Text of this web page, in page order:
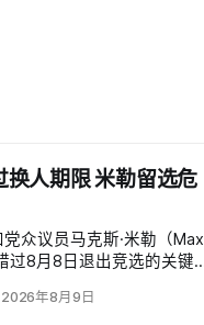
换人期限 米勒留选危
众议员马克斯·米勒（Max
过8月8日退出竞选的关键
实际机会。米勒被前妻艾
2026年8月9日